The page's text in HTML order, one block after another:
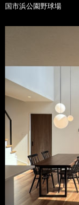
国市浜公園野球場